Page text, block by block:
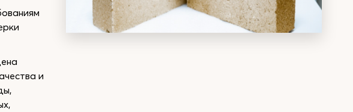
и